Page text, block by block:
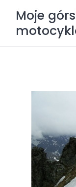
content
Moje